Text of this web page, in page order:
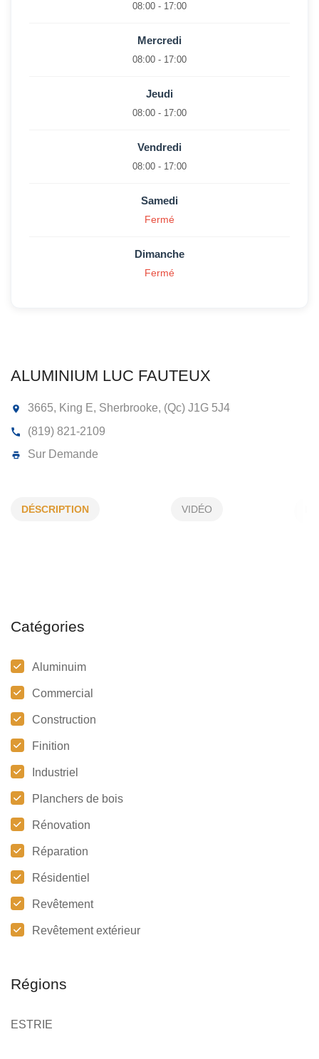
DÉSCRIPTION VIDÉO
Catégories
Aluminuim
Commercial
Construction
Finition
Industriel
Planchers de bois
Rénovation
Réparation
Résidentiel
Revêtement
Revêtement extérieur
Régions
ESTRIE
08:00 - 17:00
Mercredi
08:00 - 17:00
Jeudi
08:00 - 17:00
Vendredi
08:00 - 17:00
Samedi
Fermé
Dimanche
Fermé